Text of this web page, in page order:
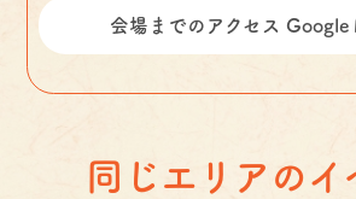
会場までのアクセス Google
同じエリアのイ